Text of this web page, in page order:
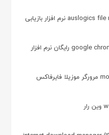
دانلود auslogics file recovery Pro 12.1.1 نرم افزار بازیابی
دانلود google chrome 145.0.7632.117 رایگان نرم افزار